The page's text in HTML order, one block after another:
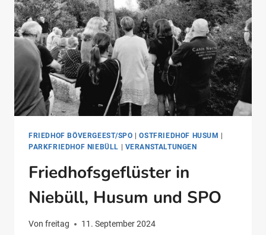
FRIEDHOF BÖVERGEEST/SPO |OSTFRIEDHOF HUSUM |
PARKFRIEDHOF NIEBÜLL | VERANSTALTUNGEN
Friedhofsgeflüster in
Niebüll, Husum und SPO
Von freitag 11. September 2024